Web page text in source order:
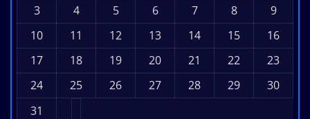
3
4 5 6 7 8
9
10
11 12 13 14 15
16
17
18 19 20 21 22
23
24
25 26 27 28 29
30
31